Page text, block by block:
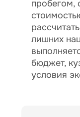
пробегом,
лишних
бюджет,
условия